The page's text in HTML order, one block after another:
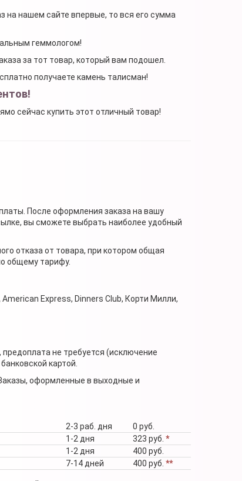
на нашем сайте впервые, то вся его сумма
геммологом!
за тот товар, который вам подошел.
получаете камень талисман!
сейчас купить этот отличный товар!
После оформления заказа на вашу
вы сможете выбрать наиболее удобный
отказа от товара, при котором общая
общему тарифу.
Express, Dinners Club, Корти Милли,
не требуется (исключение
картой.
оформленные в выходные и
2-3 раб. дня
0 руб.
1-2 дня 323 руб. *
1-2 дня
400 руб.
7-14 дней 400 руб. **